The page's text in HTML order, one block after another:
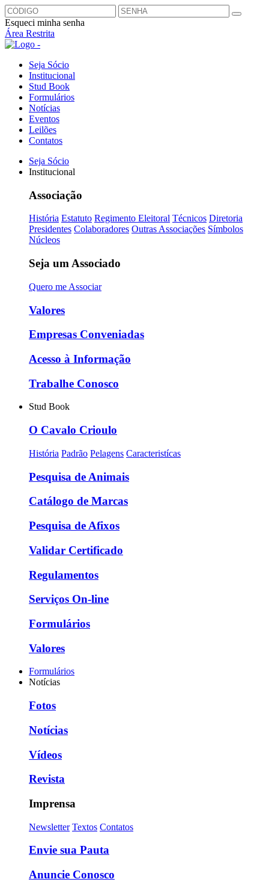
Esqueci minha senha
Área Restrita
Seja Sócio
Institucional
Stud Book
Formulários
Notícias
Eventos
Leilões
Contatos
Seja Sócio
Institucional
Associação
História Estatuto Regimento Eleitoral Técnicos Diretoria
Presidentes Colaboradores Outras Associações Símbolos
Núcleos
Seja um Associado
Quero me Associar
Valores
Empresas Conveniadas
Acesso à Informação
Trabalhe Conosco
Stud Book
O Cavalo Crioulo
História Padrão Pelagens Caracteristícas
Pesquisa de Animais
Catálogo de Marcas
Pesquisa de Afixos
Validar Certificado
Regulamentos
Serviços On-line
Formulários
Valores
Formulários
Notícias
Fotos
Notícias
Vídeos
Revista
Imprensa
Newsletter Textos Contatos
Envie sua Pauta
Anuncie Conosco